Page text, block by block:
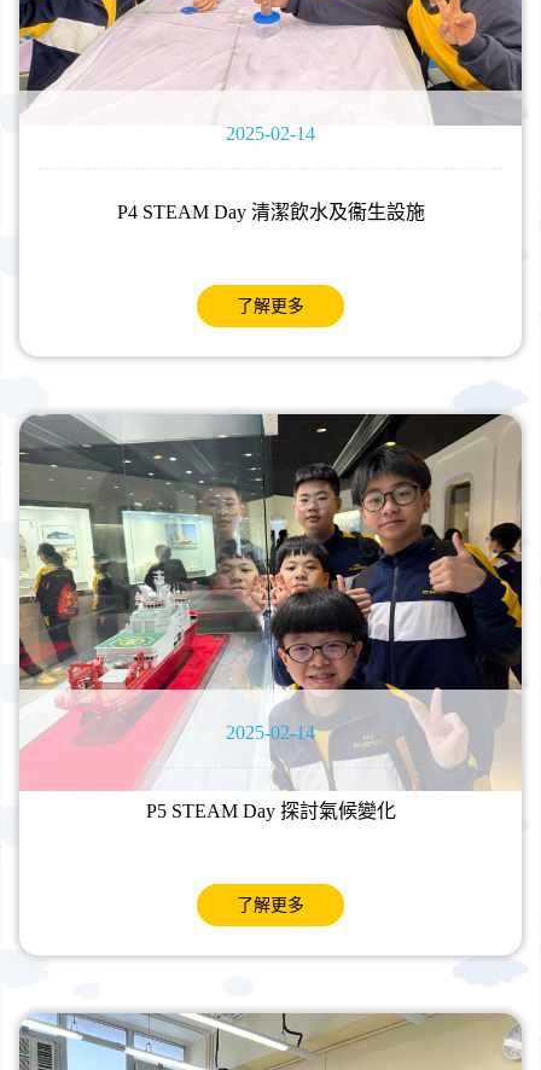
2025-02-14
P4 STEAM Day 清潔飲水及衞生設施
了解更多
2025-02-14
P5 STEAM Day 探討氣候變化
了解更多